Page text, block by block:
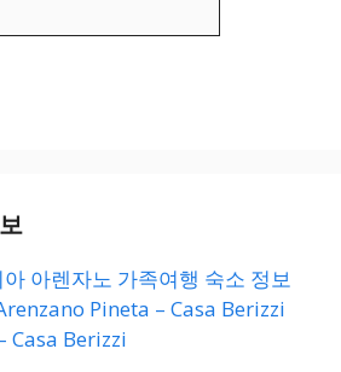
아렌자노 가족여행 숙소 정보
Pineta – Casa Berizzi
Casa Berizzi